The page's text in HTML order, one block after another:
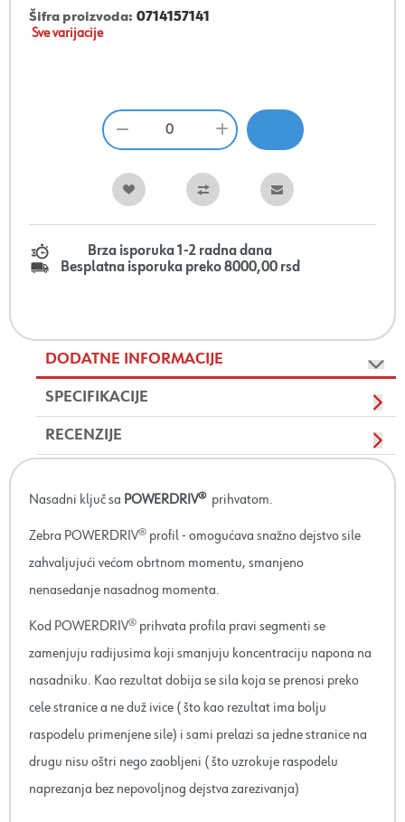
Šifra proizvoda: 0714157141
Sve varijacije
Brza isporuka 1-2 radna dana
Besplatna isporuka preko 8000,00 rsd
DODATNE INFORMACIJE
SPECIFIKACIJE
RECENZIJE
Nasadni ključ sa POWERDRIV® prihvatom.
Zebra POWERDRIV® profil - omogućava snažno dejstvo sile
zahvaljujući većom obrtnom momentu, smanjeno
nenasedanje nasadnog momenta.
Kod POWERDRIV® prihvata profila pravi segmenti se
zamenjuju radijusima koji smanjuju koncentraciju napona na
nasadniku. Kao rezultat dobija se sila koja se prenosi preko
cele stranice a ne duž ivice ( što kao rezultat ima bolju
raspodelu primenjene sile) i sami prelazi sa jedne stranice na
drugu nisu oštri nego zaobljeni ( što uzrokuje raspodelu
naprezanja bez nepovoljnog dejstva zarezivanja)